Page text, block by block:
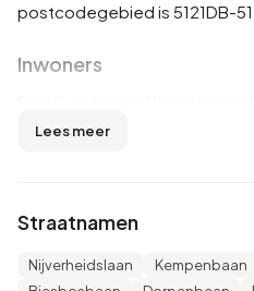
postcodegebied is 5121DB-
Inwoners
53,8% man en 38,5% vrouw.
30,8% is ongehuwd, 53,8% is
gescheiden. 40 inwoners
Lees meer
Straatnamen
Nijverheidslaan Kempenbaan